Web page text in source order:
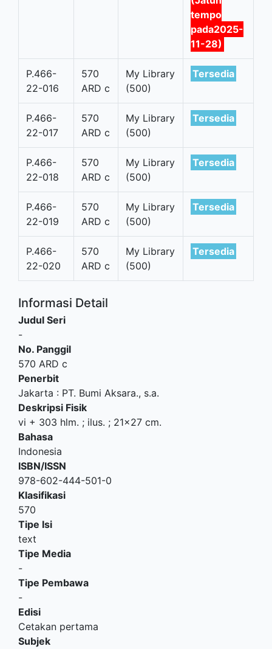
tempo
pada2025-
11-28)
P.466-
22-016
570
ARD c
My Library
(500)
Tersedia
P.466-
22-017
570
ARD c
My Library
(500)
Tersedia
P.466-
22-018
570
ARD c
My Library
(500)
Tersedia
P.466-
22-019
570
ARD c
My Library
(500)
Tersedia
P.466-
22-020
570
ARD c
My Library
(500)
Tersedia
Informasi Detail
Judul Seri
-
No. Panggil
570 ARD c
Penerbit
Jakarta : PT. Bumi Aksara., s.a.
Deskripsi Fisik
vi + 303 hlm. ; ilus. ; 21x27 cm.
Bahasa
Indonesia
ISBN/ISSN
978-602-444-501-0
Klasifikasi
570
Tipe Isi
text
Tipe Media
-
Tipe Pembawa
-
Edisi
Cetakan pertama
Subjek